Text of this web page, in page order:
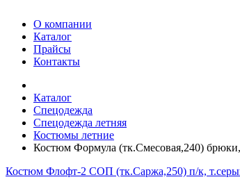
О компании
Каталог
Прайсы
Контакты
Каталог
Спецодежда
Спецодежда летняя
Костюмы летние
Костюм Формула (тк.Смесовая,240)
Костюм Флофт-2 СОП (тк.Саржа,250) п/к,